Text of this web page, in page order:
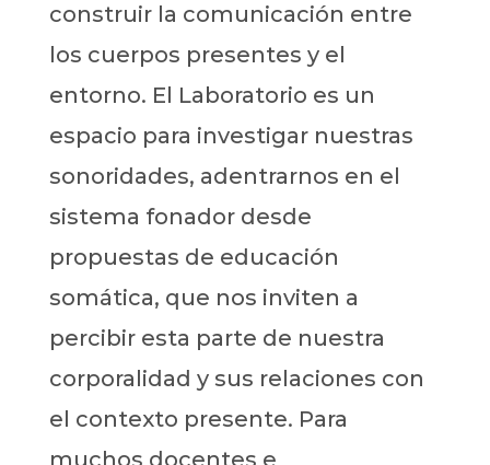
construir la comunicación entre
los cuerpos presentes y el
entorno. El Laboratorio es un
espacio para investigar nuestras
sonoridades, adentrarnos en el
sistema fonador desde
propuestas de educación
somática, que nos inviten a
percibir esta parte de nuestra
corporalidad y sus relaciones con
el contexto presente. Para
muchos docentes e